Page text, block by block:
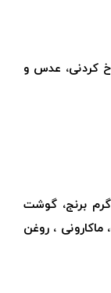
کردنی، عدس و
مواد غذایی شامل 10 کیلوگرم برنج، گوشت
، روغن